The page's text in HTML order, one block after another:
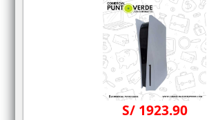
S/ 1923.90